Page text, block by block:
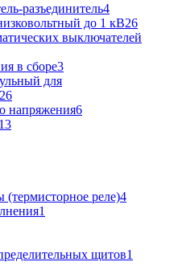
разъединитель4
до 1 кВ26
выключателей
в сборе3
для
26
напряжения6
13
(термисторное реле)4
1
щитов1